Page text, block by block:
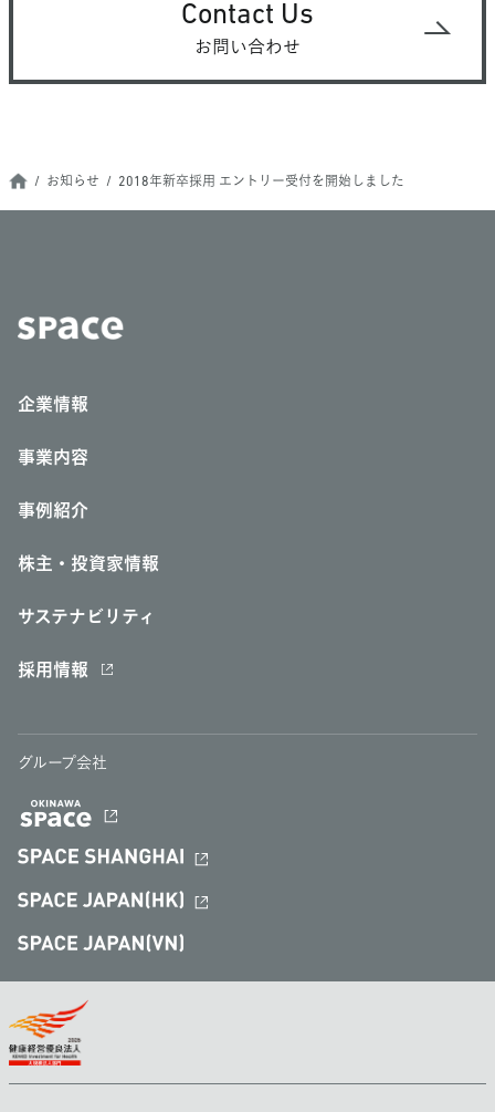
Contact Us
お問い合わせ
お知らせ 2018年新卒採用 エントリー受付を開始しました
企業情報
事業内容
事例紹介
株主・投資家情報
サステナビリティ
採用情報
グループ会社